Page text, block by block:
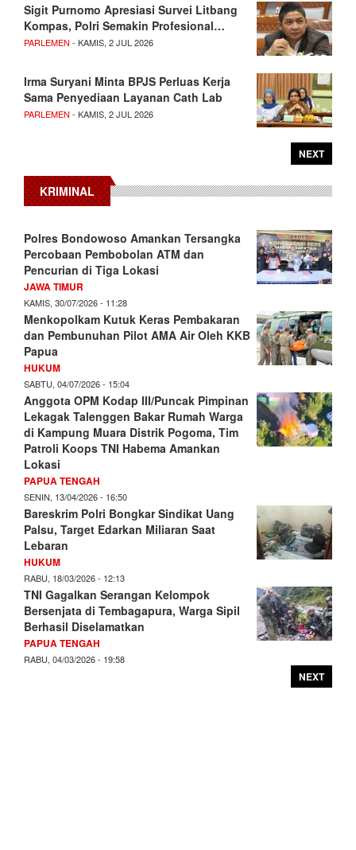
Sigit Purnomo Apresiasi Survei Litbang
Kompas, Polri Semakin Profesional…
PARLEMEN - KAMIS, 2 JUL 2026
Irma Suryani Minta BPJS Perluas Kerja
Sama Penyediaan Layanan Cath Lab
PARLEMEN - KAMIS, 2 JUL 2026
NEXT
KRIMINAL
Polres Bondowoso Amankan Tersangka
Percobaan Pembobolan ATM dan
Pencurian di Tiga Lokasi
JAWA TIMUR
KAMIS, 30/07/2026 - 11:28
Menkopolkam Kutuk Keras Pembakaran
dan Pembunuhan Pilot AMA Air Oleh KKB
Papua
HUKUM
SABTU, 04/07/2026 - 15:04
Anggota OPM Kodap III/Puncak Pimpinan
Lekagak Talenggen Bakar Rumah Warga
di Kampung Muara Distrik Pogoma, Tim
Patroli Koops TNI Habema Amankan
Lokasi
PAPUA TENGAH
SENIN, 13/04/2026 - 16:50
Bareskrim Polri Bongkar Sindikat Uang
Palsu, Target Edarkan Miliaran Saat
Lebaran
HUKUM
RABU, 18/03/2026 - 12:13
TNI Gagalkan Serangan Kelompok
Bersenjata di Tembagapura, Warga Sipil
Berhasil Diselamatkan
PAPUA TENGAH
RABU, 04/03/2026 - 19:58
NEXT